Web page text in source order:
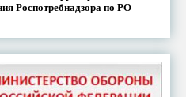
Роспотребнадзора по РО